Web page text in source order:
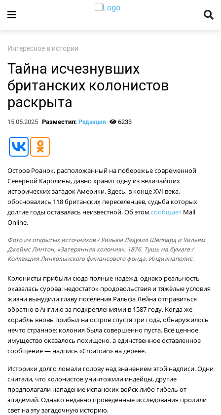
Интересное в истории
Тайна исчезнувших
британских колонистов
раскрыта
15.05.2025 Разместил: Редакция 6233
Остров Роанок, расположенный на побережье современной
Северной Каролины, давно хранит одну из величайших
исторических загадок Америки. Здесь, в конце XVI века,
обосновались 118 британских переселенцев, судьба которых
долгие годы оставалась неизвестной. Об этом сообщает Mail
Online.
Фото из открытых источников/ Уильям Ладуэлл Шеппард и Уильям
Джеймс Линтон, «Затерянная колония», 1876. Тушь на бумаге /
Коллекция Линкольнского финансового фонда. Индианаполис.
Колонисты прибыли сюда полные надежд, однако реальность
оказалась сурова: недостаток продовольствия и тяжёлые условия
жизни вынудили главу поселения Ральфа Лейна отправиться
обратно в Англию за подкреплениями в 1587 году. Когда же
корабль вновь прибыл на остров спустя три года, обнаружилось
нечто странное: колония была совершенно пуста. Всё ценное
имущество оказалось похищено, а единственное оставленное
сообщение — надпись «Croatoan» на дереве.
Историки долго ломали голову над значением этой надписи. Одни
считали, что колонистов уничтожили индейцы, другие
предполагали нападение испанских войск либо гибель от
эпидемий. Однако недавно проведённые исследования пролили
свет на эту загадочную историю.